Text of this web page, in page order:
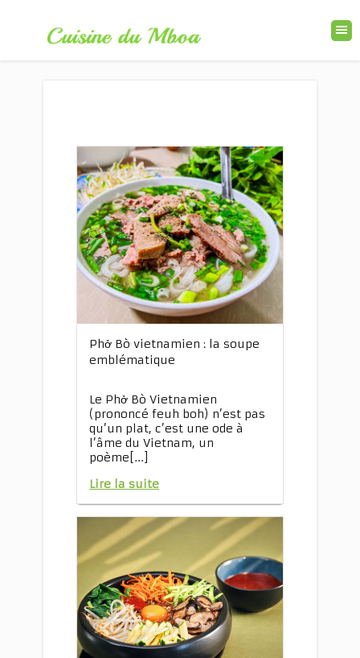
Phở Bò vietnamien : la soupe
emblématique
Le Phở Bò Vietnamien
(prononcé feuh boh) n’est pas
qu’un plat, c’est une ode à
l’âme du Vietnam, un
poème[...]
Lire la suite